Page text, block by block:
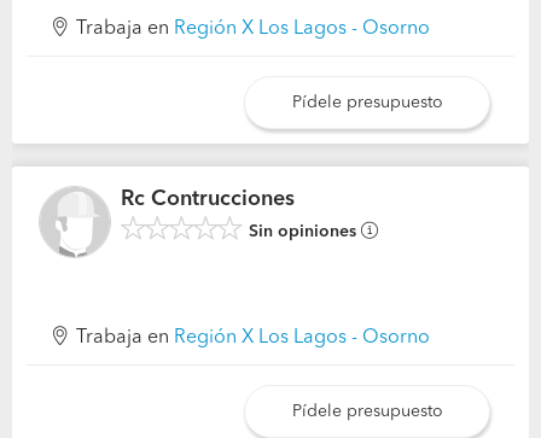
Trabaja en Región X Los Lagos - Osorno
Pídele presupuesto
Rc Contrucciones
Sin opiniones
Trabaja en Región X Los Lagos - Osorno
Pídele presupuesto